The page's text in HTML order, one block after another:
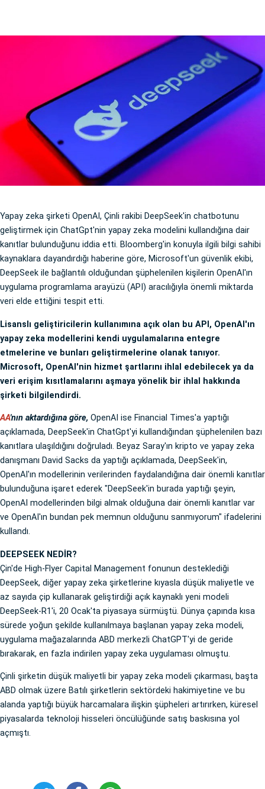
Yapay zeka şirketi OpenAI, Çinli rakibi DeepSeek'in chatbotunu
geliştirmek için ChatGpt'nin yapay zeka modelini kullandığına dair
kanıtlar bulunduğunu iddia etti. Bloomberg'in konuyla ilgili bilgi sahibi
kaynaklara dayandırdığı haberine göre, Microsoft'un güvenlik ekibi,
DeepSeek ile bağlantılı olduğundan şüphelenilen kişilerin OpenAI'ın
uygulama programlama arayüzü (API) aracılığıyla önemli miktarda
veri elde ettiğini tespit etti.
Lisanslı geliştiricilerin kullanımına açık olan bu API, OpenAI'ın
yapay zeka modellerini kendi uygulamalarına entegre
etmelerine ve bunları geliştirmelerine olanak tanıyor.
Microsoft, OpenAI'nin hizmet şartlarını ihlal edebilecek ya da
veri erişim kısıtlamalarını aşmaya yönelik bir ihlal hakkında
şirketi bilgilendirdi.
AA'nın aktardığına göre, OpenAI ise Financial Times'a yaptığı
açıklamada, DeepSeek'in ChatGpt'yi kullandığından şüphelenilen bazı
kanıtlara ulaşıldığını doğruladı. Beyaz Saray'ın kripto ve yapay zeka
danışmanı David Sacks da yaptığı açıklamada, DeepSeek'in,
OpenAI'ın modellerinin verilerinden faydalandığına dair önemli kanıtlar
bulunduğuna işaret ederek "DeepSeek'in burada yaptığı şeyin,
OpenAI modellerinden bilgi almak olduğuna dair önemli kanıtlar var
ve OpenAI'ın bundan pek memnun olduğunu sanmıyorum" ifadelerini
kullandı.
DEEPSEEK NEDİR?
Çin'de High-Flyer Capital Management fonunun desteklediği
DeepSeek, diğer yapay zeka şirketlerine kıyasla düşük maliyetle ve
az sayıda çip kullanarak geliştirdiği açık kaynaklı yeni modeli
DeepSeek-R1'i, 20 Ocak'ta piyasaya sürmüştü. Dünya çapında kısa
sürede yoğun şekilde kullanılmaya başlanan yapay zeka modeli,
uygulama mağazalarında ABD merkezli ChatGPT'yi de geride
bırakarak, en fazla indirilen yapay zeka uygulaması olmuştu.
Çinli şirketin düşük maliyetli bir yapay zeka modeli çıkarması, başta
ABD olmak üzere Batılı şirketlerin sektördeki hakimiyetine ve bu
alanda yaptığı büyük harcamalara ilişkin şüpheleri artırırken, küresel
piyasalarda teknoloji hisseleri öncülüğünde satış baskısına yol
açmıştı.